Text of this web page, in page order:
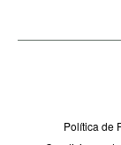
Política de